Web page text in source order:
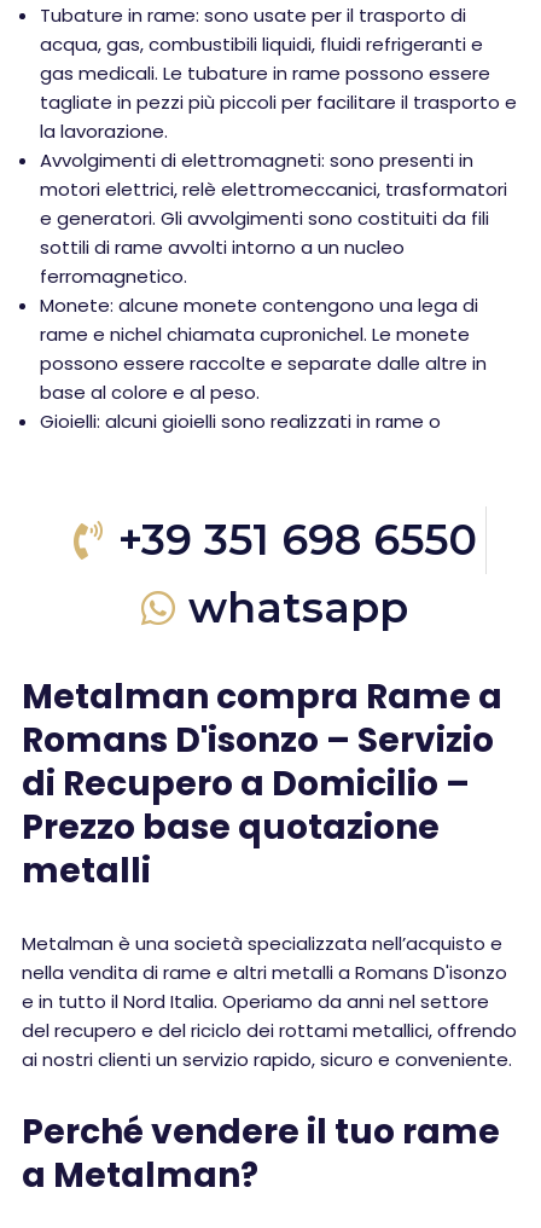
Tubature in rame: sono usate per il trasporto di
acqua, gas, combustibili liquidi, fluidi refrigeranti e
gas medicali. Le tubature in rame possono essere
tagliate in pezzi più piccoli per facilitare il trasporto e
la lavorazione.
Avvolgimenti di elettromagneti: sono presenti in
motori elettrici, relè elettromeccanici, trasformatori
e generatori. Gli avvolgimenti sono costituiti da fili
sottili di rame avvolti intorno a un nucleo
ferromagnetico.
Monete: alcune monete contengono una lega di
rame e nichel chiamata cupronichel. Le monete
possono essere raccolte e separate dalle altre in
base al colore e al peso.
Gioielli: alcuni gioielli sono realizzati in rame o
+39 351 698 6550
whatsapp
Metalman compra Rame a
Romans D'isonzo – Servizio
di Recupero a Domicilio –
Prezzo base quotazione
metalli
Metalman è una società specializzata nell’acquisto e
nella vendita di rame e altri metalli a Romans D'isonzo
e in tutto il Nord Italia. Operiamo da anni nel settore
del recupero e del riciclo dei rottami metallici, offrendo
ai nostri clienti un servizio rapido, sicuro e conveniente.
Perché vendere il tuo rame
a Metalman?